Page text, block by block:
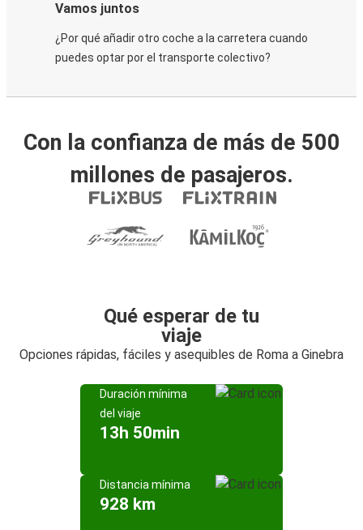
Vamos juntos
¿Por qué añadir otro coche a la carretera cuando
puedes optar por el transporte colectivo?
Con la confianza de más de 500
millones de pasajeros.
Qué esperar de tu
viaje
Opciones rápidas, fáciles y asequibles de Roma a Ginebra
Duración mínima
del viaje
13h 50min
Distancia mínima
928 km